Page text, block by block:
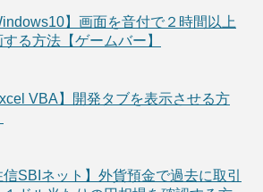
】画面を音付で２時間以上
る方法【ゲームバー】
VBA】開発タブを表示させる方
信SBIネット】外貨預金で過去に取引